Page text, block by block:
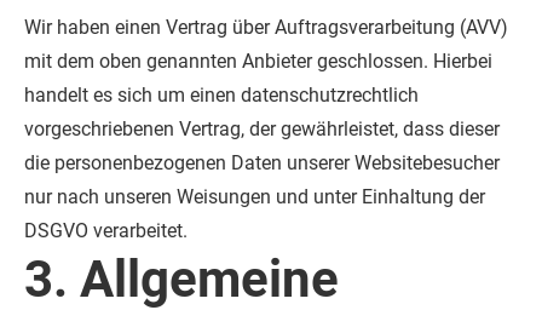
Wir haben einen Vertrag über Auftragsverarbeitung (AVV)
mit dem oben genannten Anbieter geschlossen. Hierbei
handelt es sich um einen datenschutzrechtlich
vorgeschriebenen Vertrag, der gewährleistet, dass dieser
die personenbezogenen Daten unserer Websitebesucher
nur nach unseren Weisungen und unter Einhaltung der
DSGVO verarbeitet.
3. Allgemeine